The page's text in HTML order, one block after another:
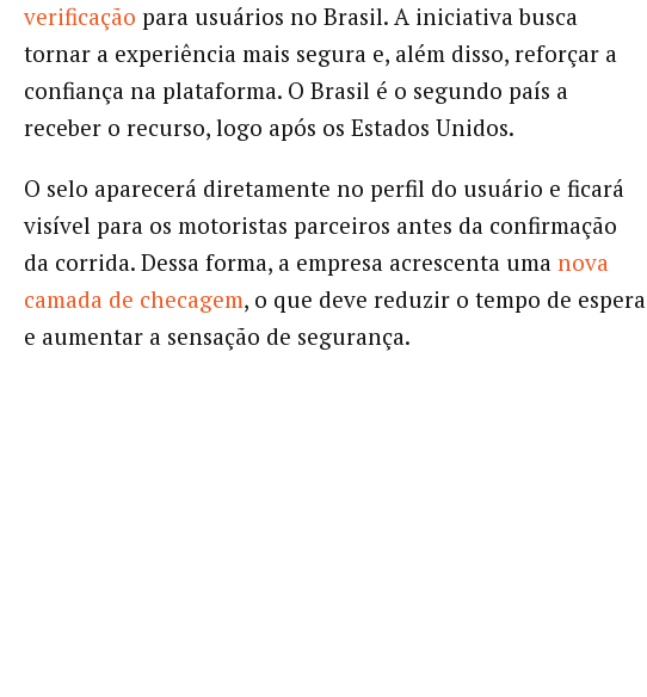
verificação para usuários no Brasil. A iniciativa busca
tornar a experiência mais segura e, além disso, reforçar a
confiança na plataforma. O Brasil é o segundo país a
receber o recurso, logo após os Estados Unidos.
O selo aparecerá diretamente no perfil do usuário e ficará
visível para os motoristas parceiros antes da confirmação
da corrida. Dessa forma, a empresa acrescenta uma nova
camada de checagem, o que deve reduzir o tempo de espera
e aumentar a sensação de segurança.